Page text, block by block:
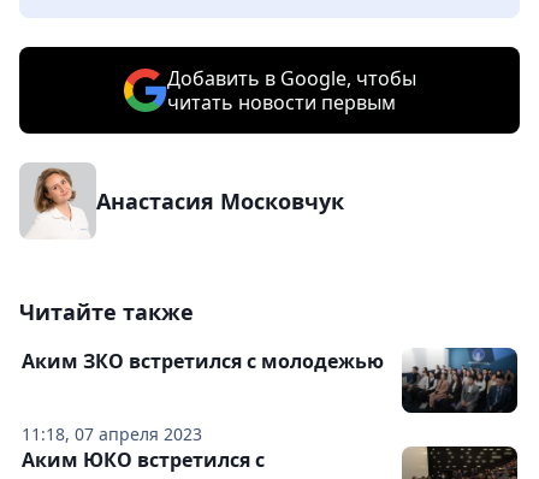
Добавить в Google, чтобы
читать новости первым
Анастасия Московчук
Читайте также
11:18, 07 апреля 2023
Аким ЗКО встретился с молодежью
Аким ЮКО встретился с